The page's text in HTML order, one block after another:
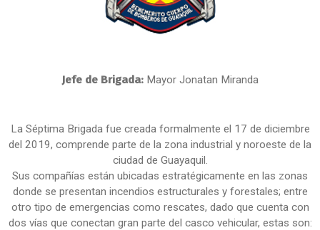
Jefe de Brigada: Mayor Jonatan Miranda
La Séptima Brigada fue creada formalmente el 17 de diciembre
del 2019, comprende parte de la zona industrial y noroeste de la
ciudad de Guayaquil.
Sus compañías están ubicadas estratégicamente en las zonas
donde se presentan incendios estructurales y forestales; entre
otro tipo de emergencias como rescates, dado que cuenta con
dos vías que conectan gran parte del casco vehicular, estas son: